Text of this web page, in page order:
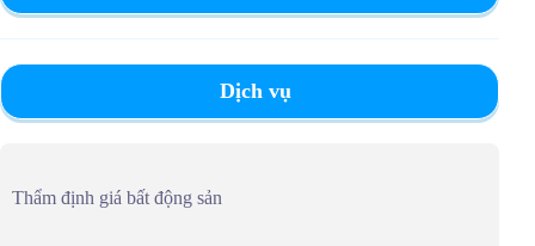
Dịch vụ
Thẩm định giá bất động sản